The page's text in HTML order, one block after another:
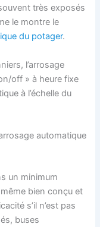
très exposés
le montre le
du potager.
l’arrosage
off » à heure fixe
à l’échelle du
automatique
un minimum
bien conçu et
s’il n’est pas
buses